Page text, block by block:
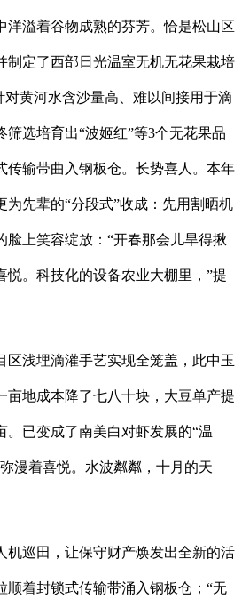
洋溢着谷物成熟的芬芳。恰是松山区
制定了西部日光温室无机无花果栽培
对黄河水含沙量高、难以间接用于滴
选培育出“波姬红”等3个无花果品
传输带曲入钢板仓。长势喜人。本年
为先辈的“分段式”收成：先用割晒机
脸上笑容绽放：“开春那会儿旱得揪
悦。科技化的设备农业大棚里，”提
浅埋滴灌手艺实现全笼盖，此中玉
亩地成本降了七八十块，大豆单产提
。已变成了南美白对虾发展的“温
漫着喜悦。水波粼粼，十月的天
巡田，让保守财产焕发出全新的活
顺着封锁式传输带涌入钢板仓；“无